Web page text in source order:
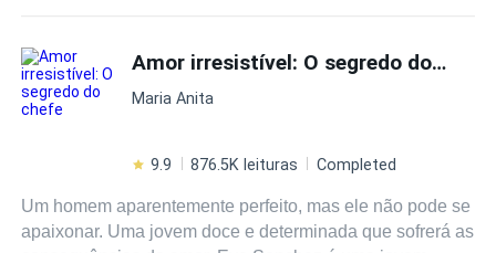
una herencia, Maximiliano necesita una esposa
intachable, y Victoria es la única pieza que encaja en su
tablero. Lo que empezó como una cacería se convierte en
Solo que, entre deudas y traiciones, ambos corren el
fin, ese CEO se notará que la atracción de su secretaría a
él no es solo física, en realidad ya la ama demasiado,
Amor Dulce Ritmo Rápido Dominante Amor irresistível: O segredo do chefe
Maria Anita
9.9 876.5K leituras Completed
Um homem aparentemente perfeito, mas ele não pode se
apaixonar. Uma jovem doce e determinada que sofrerá as